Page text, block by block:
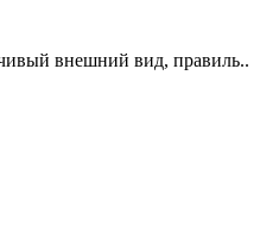
внешний вид, правиль..